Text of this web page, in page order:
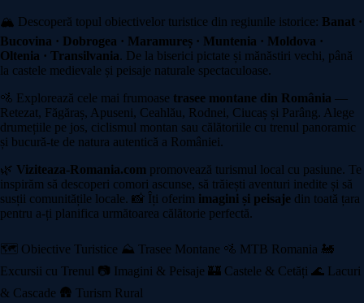
🏔️ Descoperă topul obiectivelor turistice din regiunile istorice: Banat ·
Bucovina · Dobrogea · Maramureș · Muntenia · Moldova ·
Oltenia · Transilvania. De la biserici pictate și mănăstiri vechi, până
la castele medievale și peisaje naturale spectaculoase.
🚵 Explorează cele mai frumoase trasee montane din România —
Retezat, Făgăraș, Apuseni, Ceahlău, Rodnei, Ciucaș și Parâng. Alege
drumețiile pe jos, ciclismul montan sau călătoriile cu trenul panoramic
și bucură-te de natura autentică a României.
🌿 Viziteaza-Romania.com promovează turismul local cu pasiune. Te
inspirăm să descoperi comori ascunse, să trăiești aventuri inedite și să
susții comunitățile locale. 📸 Îți oferim imagini și peisaje din toată țara
pentru a-ți planifica următoarea călătorie perfectă.
🗺️ Obiective Turistice ⛰️ Trasee Montane 🚵 MTB Romania 🚂
Excursii cu Trenul 📷 Imagini & Peisaje 🏰 Castele & Cetăți 🌊 Lacuri
& Cascade 🛖 Turism Rural